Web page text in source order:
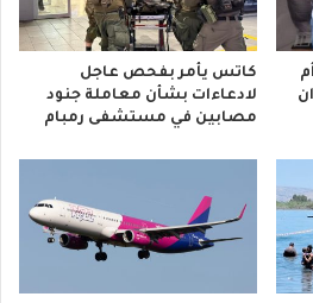
كاتس يأمر بفحص عاجل
لادعاءات بشأن معاملة جنود
مصابين في مستشفى رمبام